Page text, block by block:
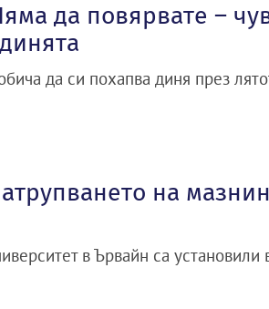
да повярвате –
да си похапва диня през
на
в Ървайн са установили